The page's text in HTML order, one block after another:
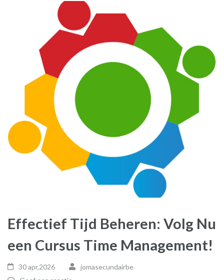
Effectief Tijd Beheren: Volg Nu
een Cursus Time Management!
30 apr,2026
jomasecundairbe